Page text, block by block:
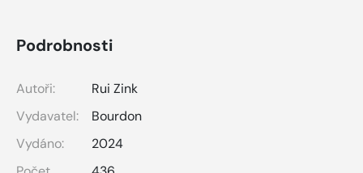
Podrobnosti
Autoři:
Rui Zink
Vydavatel:
Bourdon
Vydáno:
2024